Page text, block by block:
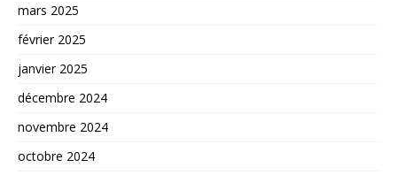
mars 2025
février 2025
janvier 2025
décembre 2024
novembre 2024
octobre 2024